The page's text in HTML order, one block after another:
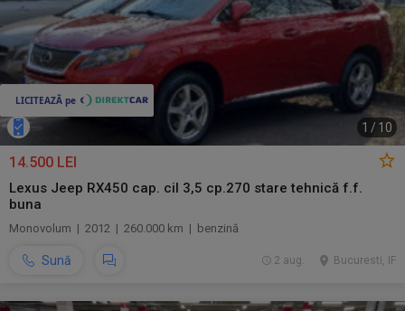
1 / 10
14.500 LEI
Lexus Jeep RX450 cap. cil 3,5 cp.270 stare tehnică f.f.
buna
Monovolum | 2012 | 260.000 km | benzină
Sună Bucuresti, IF
2 aug.